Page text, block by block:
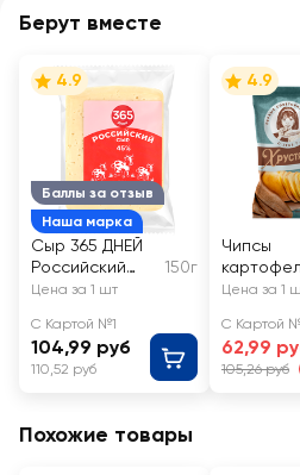
Берут вместе
Баллы за отзыв
Наша марка
4.9
Сыр 365 ДНЕЙ
Российский
45%, без змж
150г
Цена за 1 шт
С Картой №1
104,99 руб
110,52 руб
4.9
Чипсы
солью, в
ломтиках
Цена за 1
С Картой
62,99
105,26 руб
Похожие товары